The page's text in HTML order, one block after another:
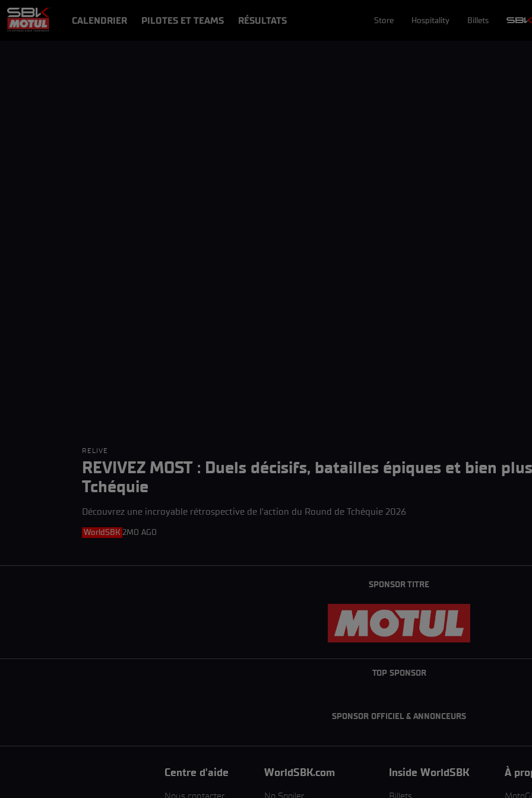
CALENDRIER PILOTES ET TEAMS RÉSULTATS Store Hospitality Billets
RELIVE
REVIVEZ MOST : Duels décisifs, batailles épiques et bien
Tchéquie
Découvrez une incroyable rétrospective de l'action du Round de Tchéquie 2026
WorldSBK 2MO AGO
SPONSOR TITRE
TOP SPONSOR
SPONSOR OFFICIEL & ANNONCEURS
Centre d'aide WorldSBK.com Inside WorldSBK À